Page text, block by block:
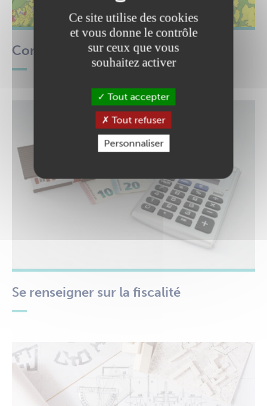
Consulter le cadastre
Se renseigner sur la fiscalité
Ce site utilise des cookies
et vous donne le contrôle
sur ceux que vous
souhaitez activer
Tout accepter
Tout refuser
Personnaliser